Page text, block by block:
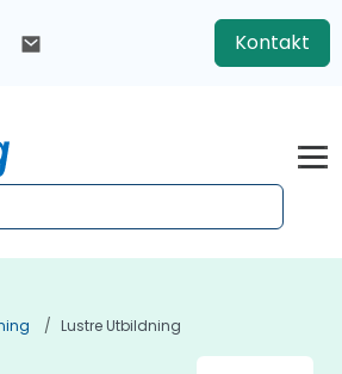
Kontakt
Lustre Utbildning